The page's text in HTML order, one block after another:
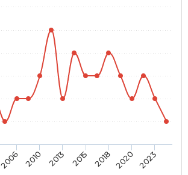
2006 2010 2013 2015 2018 2020 2023